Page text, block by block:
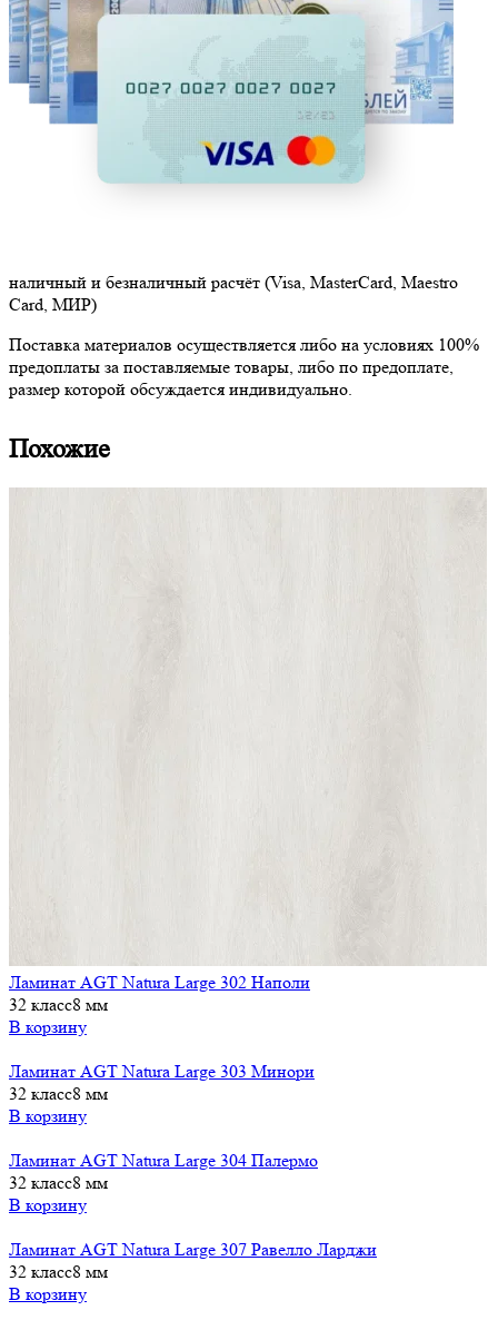
наличный и безналичный расчёт (Visa, MasterCard, Maestro
Card, МИР)
Поставка материалов осуществляется либо на условиях 100%
предоплаты за поставляемые товары, либо по предоплате,
размер которой обсуждается индивидуально.
Похожие
Ламинат AGT Natura Large 302 Наполи
32 класс8 мм
В корзину
Ламинат AGT Natura Large 303 Минори
32 класс8 мм
В корзину
Ламинат AGT Natura Large 304 Палермо
32 класс8 мм
В корзину
Ламинат AGT Natura Large 307 Равелло Ларджи
32 класс8 мм
В корзину